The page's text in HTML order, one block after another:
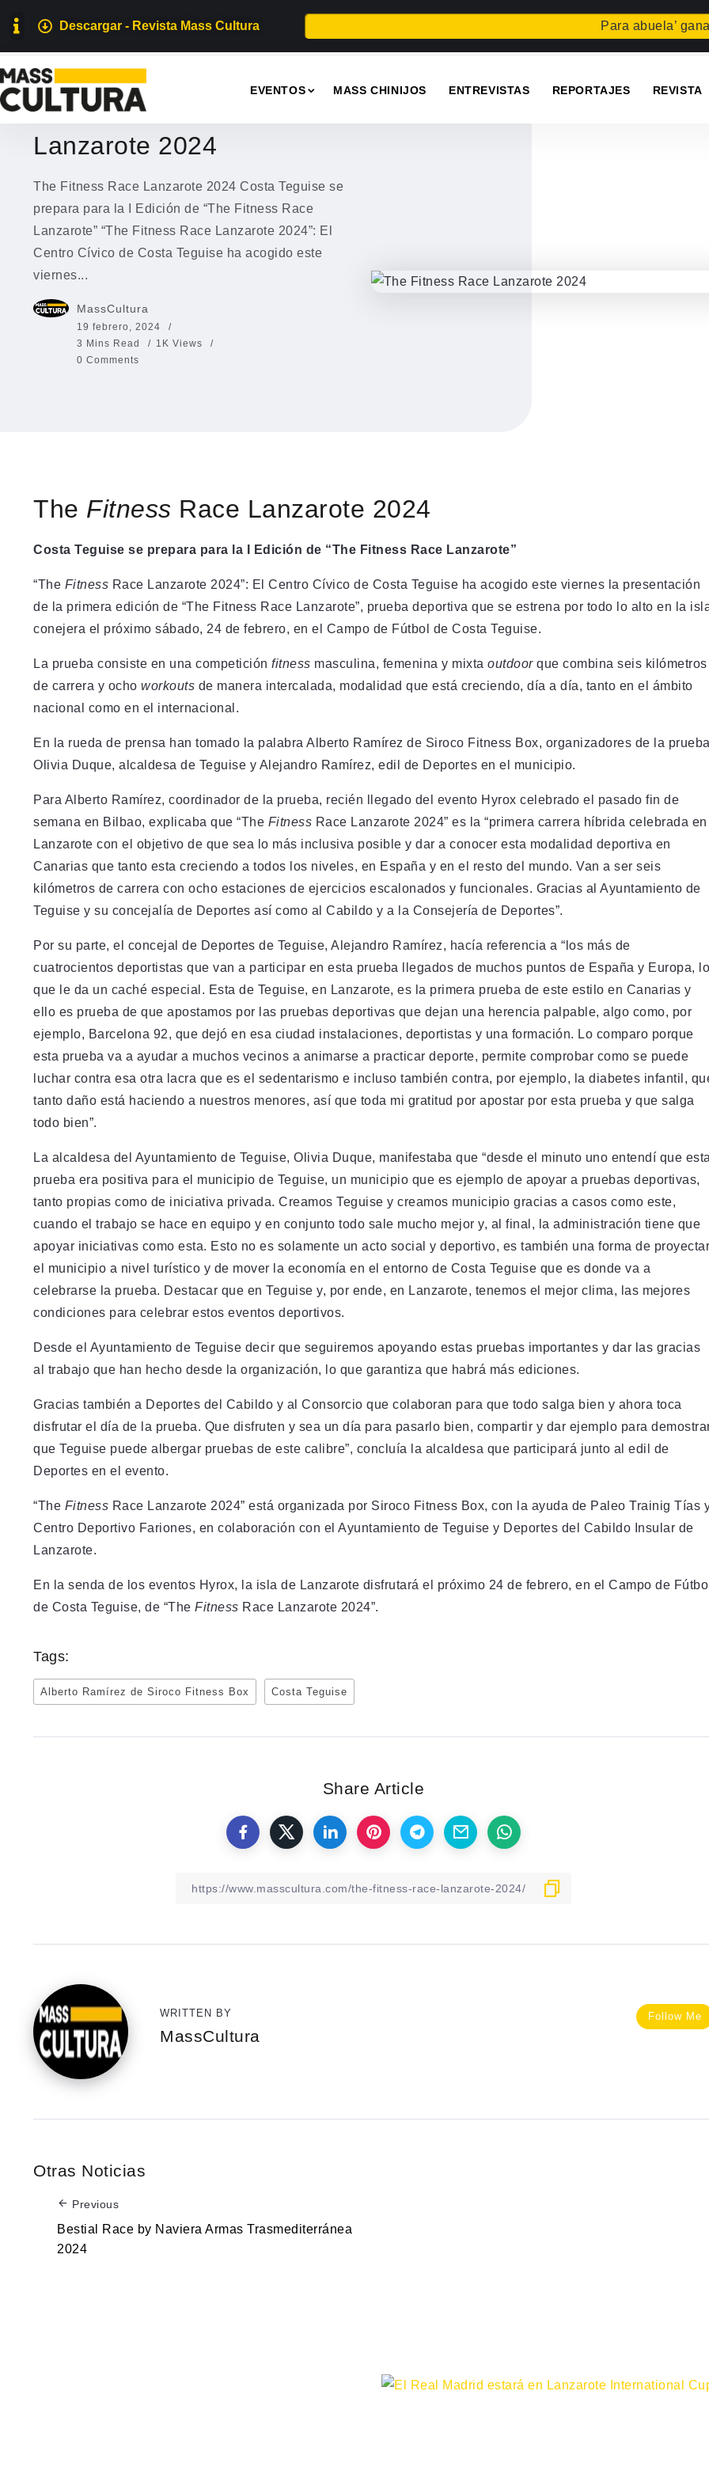
Descargar - Revista Mass Cultura Para abuela’ gana el
EVENTOS MASS CHINIJOS ENTREVISTAS REPORTAJES REVISTA
DEPORTES
The Fitness Race
Lanzarote 2024
The Fitness Race Lanzarote 2024 Costa Teguise se
prepara para la I Edición de “The Fitness Race
Lanzarote” “The Fitness Race Lanzarote 2024”: El
Centro Cívico de Costa Teguise ha acogido este
viernes...
MassCultura
19 febrero, 2024
3 Mins Read
1K Views
0 Comments
The Fitness Race Lanzarote 2024
Costa Teguise se prepara para la I Edición de “The Fitness Race Lanzarote”
“The Fitness Race Lanzarote 2024”: El Centro Cívico de Costa Teguise ha acogido este viernes la presentación
de la primera edición de “The Fitness Race Lanzarote”, prueba deportiva que se estrena por todo lo alto en la
conejera el próximo sábado, 24 de febrero, en el Campo de Fútbol de Costa Teguise.
La prueba consiste en una competición fitness masculina, femenina y mixta outdoorque combina seis kilómetros
de carrera y ocho workouts de manera intercalada, modalidad que está creciendo, día a día, tanto en el ámbito
nacional como en el internacional.
En la rueda de prensa han tomado la palabra Alberto Ramírez de Siroco Fitness Box, organizadores de la
Olivia Duque, alcaldesa de Teguise y Alejandro Ramírez, edil de Deportes en el municipio.
Para Alberto Ramírez, coordinador de la prueba, recién llegado del evento Hyrox celebrado el pasado fin de
semana en Bilbao, explicaba que “The Fitness Race Lanzarote 2024” es la “primera carrera híbrida celebrada en
Lanzarote con el objetivo de que sea lo más inclusiva posible y dar a conocer esta modalidad deportiva en
Canarias que tanto esta creciendo a todos los niveles, en España y en el resto del mundo. Van a ser seis
kilómetros de carrera con ocho estaciones de ejercicios escalonados y funcionales. Gracias al Ayuntamiento de
Teguise y su concejalía de Deportes así como al Cabildo y a la Consejería de Deportes”.
Por su parte, el concejal de Deportes de Teguise, Alejandro Ramírez, hacía referencia a “los más de
cuatrocientos deportistas que van a participar en esta prueba llegados de muchos puntos de España y Europa, lo
que le da un caché especial. Esta de Teguise, en Lanzarote, es la primera prueba de este estilo en Canarias y
ello es prueba de que apostamos por las pruebas deportivas que dejan una herencia palpable, algo como, por
ejemplo, Barcelona 92, que dejó en esa ciudad instalaciones, deportistas y una formación. Lo comparo porque
esta prueba va a ayudar a muchos vecinos a animarse a practicar deporte, permite comprobar como se puede
luchar contra esa otra lacra que es el sedentarismo e incluso también contra, por ejemplo, la diabetes infantil,
tanto daño está haciendo a nuestros menores, así que toda mi gratitud por apostar por esta prueba y que salga
todo bien”.
La alcaldesa del Ayuntamiento de Teguise, Olivia Duque, manifestaba que “desde el minuto uno entendí que
prueba era positiva para el municipio de Teguise, un municipio que es ejemplo de apoyar a pruebas deportivas,
tanto propias como de iniciativa privada. Creamos Teguise y creamos municipio gracias a casos como este,
cuando el trabajo se hace en equipo y en conjunto todo sale mucho mejor y, al final, la administración tiene que
apoyar iniciativas como esta. Esto no es solamente un acto social y deportivo, es también una forma de proyectar
el municipio a nivel turístico y de mover la economía en el entorno de Costa Teguise que es donde va a
celebrarse la prueba. Destacar que en Teguise y, por ende, en Lanzarote, tenemos el mejor clima, las mejores
condiciones para celebrar estos eventos deportivos.
Desde el Ayuntamiento de Teguise decir que seguiremos apoyando estas pruebas importantes y dar las gracias
al trabajo que han hecho desde la organización, lo que garantiza que habrá más ediciones.
Gracias también a Deportes del Cabildo y al Consorcio que colaboran para que todo salga bien y ahora toca
disfrutar el día de la prueba. Que disfruten y sea un día para pasarlo bien, compartir y dar ejemplo para
que Teguise puede albergar pruebas de este calibre”, concluía la alcaldesa que participará junto al edil de
Deportes en el evento.
“The Fitness Race Lanzarote 2024” está organizada por Siroco Fitness Box, con la ayuda de Paleo Trainig Tías
Centro Deportivo Fariones, en colaboración con el Ayuntamiento de Teguise y Deportes del Cabildo Insular de
Lanzarote.
En la senda de los eventos Hyrox, la isla de Lanzarote disfrutará el próximo 24 de febrero, en el Campo de
de Costa Teguise, de “The Fitness Race Lanzarote 2024”.
Tags:
Alberto Ramírez de Siroco Fitness Box Costa Teguise
Share Article
Follow Me
WRITTEN BY
MassCultura
Otras Noticias
Previous
Bestial Race by Naviera Armas Trasmediterránea
2024